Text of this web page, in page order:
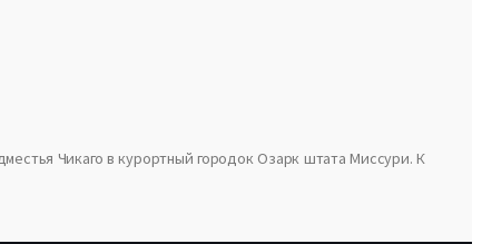
Чикаго в курортный городок Озарк штата Миссури. К